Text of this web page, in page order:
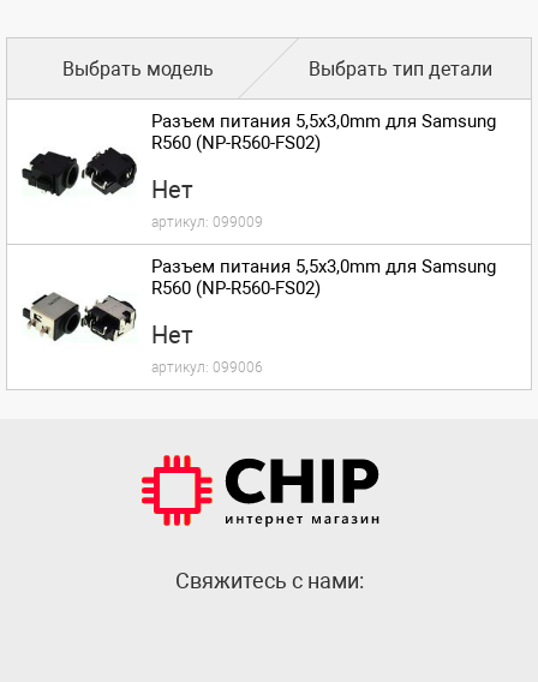
Выбрать модель Выбрать тип детали
Разъем питания 5,5x3,0mm для Samsung
R560 (NP-R560-FS02)
Нет
артикул: 099009
Разъем питания 5,5x3,0mm для Samsung
R560 (NP-R560-FS02)
Нет
артикул: 099006
Cвяжитесь с нами: